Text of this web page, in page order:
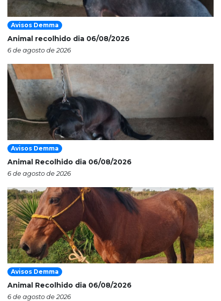
Avisos Demma
Animal recolhido dia 06/08/2026
6 de agosto de 2026
Avisos Demma
Animal Recolhido dia 06/08/2026
6 de agosto de 2026
Avisos Demma
Animal Recolhido dia 06/08/2026
6 de agosto de 2026